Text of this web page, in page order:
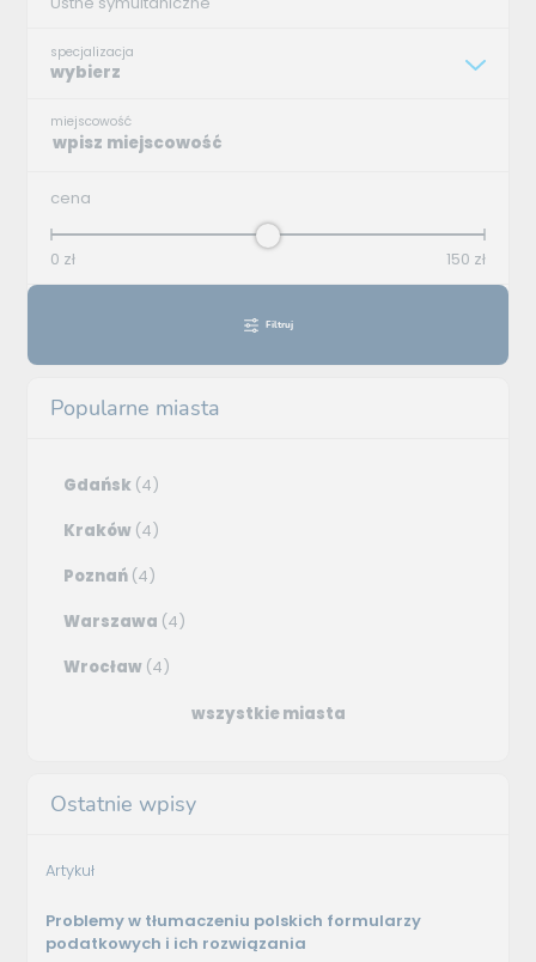
specjalizacja
wybierz
miejscowość
cena
0 zł 150 zł
Filtruj
Popularne miasta
Gdańsk (4)
Kraków (4)
Poznań (4)
Warszawa (4)
Wrocław (4)
wszystkie miasta
Ostatnie wpisy
Artykuł
Problemy w tłumaczeniu polskich formularzy
podatkowych i ich rozwiązania